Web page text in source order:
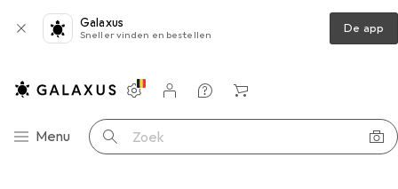
Galaxus
Sneller vinden en bestellen De app
Categorie navigatie
Menu Zoek op
Instellingen
Klantenaccount
Produktvergelijking
Verlanglijstje
Winkelmandje